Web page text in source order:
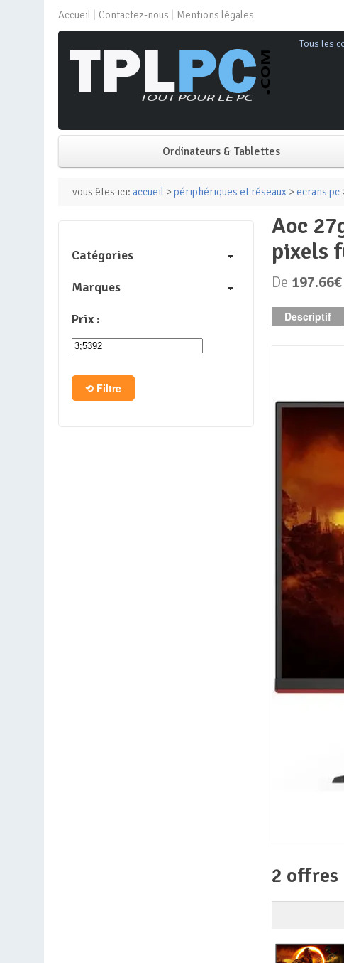
Accueil Contactez-nous Mentions légales
Tous les
Ordinateurs & Tablettes
PC de bureau
Mini PC
PC Tout-en-un
Tablettes
vous êtes ici: accueil > périphériques et réseaux > ecrans pc
aoc 27g2sae/bk écran plat de pc 68,6 cm (27″) 1920 x 1080
pixels
De 197.66€
Descriptif
2 offres
Catégories
Marques
Prix :
Filtre